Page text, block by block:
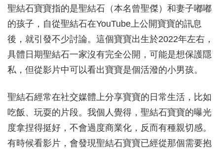
聖結石寶寶指的是聖結石（本名曾聖傑）和妻子嘟嘟
的孩子，自從聖結石在YouTube上公開寶寶的訊息
後，就引發不少討論。這個寶寶出生於2022年左右，
具體日期聖結石一家沒有完全公開，可能是想保護隱
私，但從影片中可以看出寶寶是個活潑的小男孩。
聖結石經常在社交媒體上分享寶寶的日常生活，比如
吃飯、玩耍的片段。我個人覺得，聖結石寶寶的曝光
度拿捏得挺好，不會過度商業化，反而有種親切感。
有時候看影片，會發現聖結石寶寶已經從那個需要抱